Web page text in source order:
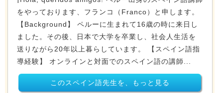
をやっております、フランコ（Franco）と申します。
【Background】 ペルーに生まれて16歳の時に来日し
ました。その後、日本で大学を卒業し、社会人生活を
送りながら20年以上暮らしています。 【スペイン語指
導経験】 オンラインと対面でのスペイン語の講師...
このスペイン語先生を、もっと見る